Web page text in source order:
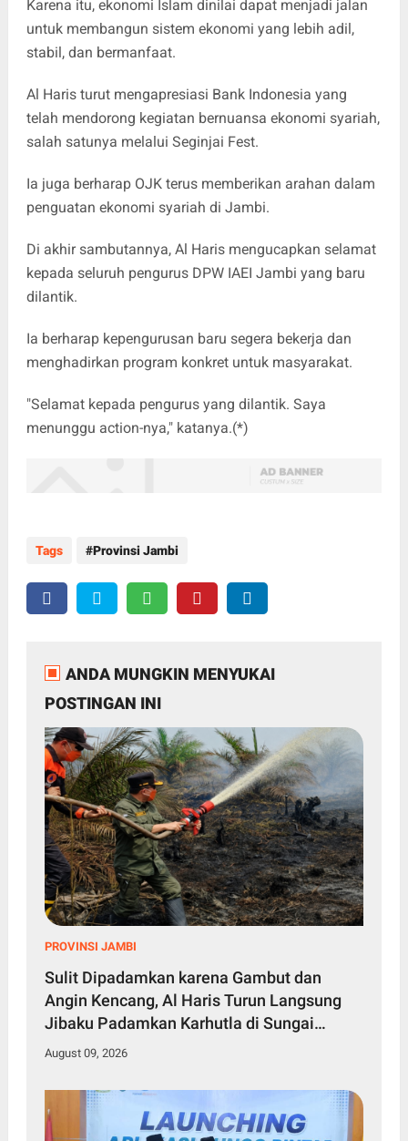
Karena itu, ekonomi Islam dinilai dapat menjadi jalan
untuk membangun sistem ekonomi yang lebih adil,
stabil, dan bermanfaat.
Al Haris turut mengapresiasi Bank Indonesia yang
telah mendorong kegiatan bernuansa ekonomi syariah,
salah satunya melalui Seginjai Fest.
Ia juga berharap OJK terus memberikan arahan dalam
penguatan ekonomi syariah di Jambi.
Di akhir sambutannya, Al Haris mengucapkan selamat
kepada seluruh pengurus DPW IAEI Jambi yang baru
dilantik.
Ia berharap kepengurusan baru segera bekerja dan
menghadirkan program konkret untuk masyarakat.
"Selamat kepada pengurus yang dilantik. Saya
menunggu action-nya," katanya.(*)
Tags Provinsi Jambi
ANDA MUNGKIN MENYUKAI
POSTINGAN INI
PROVINSI JAMBI
Sulit Dipadamkan karena Gambut dan
Angin Kencang, Al Haris Turun Langsung
Jibaku Padamkan Karhutla di Sungai
Gelam
August 09, 2026